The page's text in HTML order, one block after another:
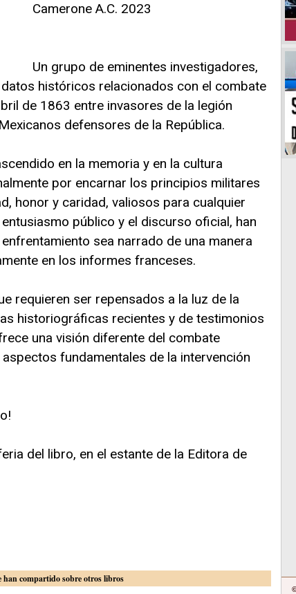
Camerone A.C. 2023
Un grupo de eminentes investigadores,
históricos relacionados con el combate
de 1863 entre invasores de la legión
defensores de la República.
en la memoria y en la cultura
por encarnar los principios militares
honor y caridad, valiosos para cualquier
público y el discurso oficial, han
sea narrado de una manera
en los informes franceses.
requieren ser repensados a la luz de la
historiográficas recientes y de testimonios
una visión diferente del combate
fundamentales de la intervención
del libro, en el estante de la Editora de
han compartido sobre otros libros